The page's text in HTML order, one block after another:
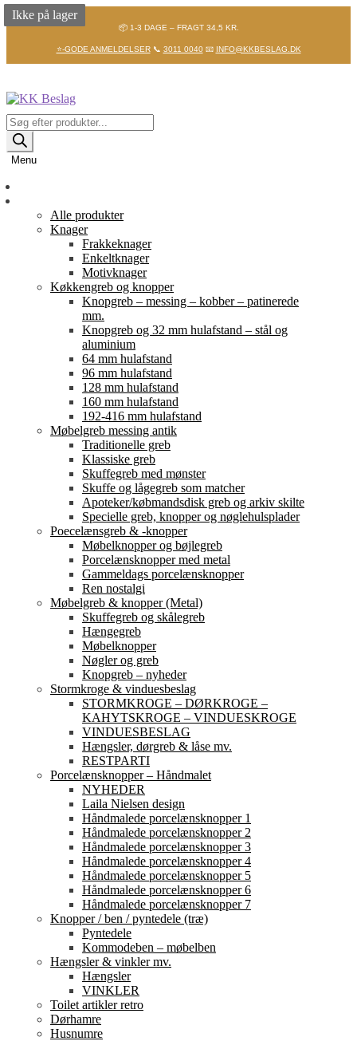
📦 1-3 DAGE – FRAGT 34,5 KR.
⭐-GODE ANMELDELSER📞 3011 0040📧 INFO@KKBESLAG.DK
Spring
til
navigation
Spring
til
indhold
Products
search
Menu
Alle produkter
Knager
Frakkeknager
Enkeltknager
Motivknager
Køkkengreb og knopper
Knopgreb – messing – kobber – patinerede
mm.
Knopgreb og 32 mm hulafstand – stål og
aluminium
64 mm hulafstand
96 mm hulafstand
128 mm hulafstand
160 mm hulafstand
192-416 mm hulafstand
Møbelgreb messing antik
Traditionelle greb
Klassiske greb
Skuffegreb med mønster
Skuffe og lågegreb som matcher
Apoteker/købmandsdisk greb og arkiv skilte
Specielle greb, knopper og nøglehulsplader
Poecelænsgreb & -knopper
Møbelknopper og bøjlegreb
Porcelænsknopper med metal
Gammeldags porcelænsknopper
Ren nostalgi
Møbelgreb & knopper (Metal)
Skuffegreb og skålegreb
Hængegreb
Møbelknopper
Nøgler og greb
Knopgreb – nyheder
Stormkroge & vinduesbeslag
STORMKROGE – DØRKROGE –
KAHYTSKROGE – VINDUESKROGE
VINDUESBESLAG
Hængsler, dørgreb & låse mv.
RESTPARTI
Porcelænsknopper – Håndmalet
NYHEDER
Laila Nielsen design
Håndmalede porcelænsknopper 1
Håndmalede porcelænsknopper 2
Håndmalede porcelænsknopper 3
Håndmalede porcelænsknopper 4
Håndmalede porcelænsknopper 5
Håndmalede porcelænsknopper 6
Håndmalede porcelænsknopper 7
Knopper / ben / pyntedele (træ)
Pyntedele
Kommodeben – møbelben
Hængsler & vinkler mv.
Hængsler
VINKLER
Toilet artikler retro
Dørhamre
Husnumre
Ikke på lager
Ikke på lager